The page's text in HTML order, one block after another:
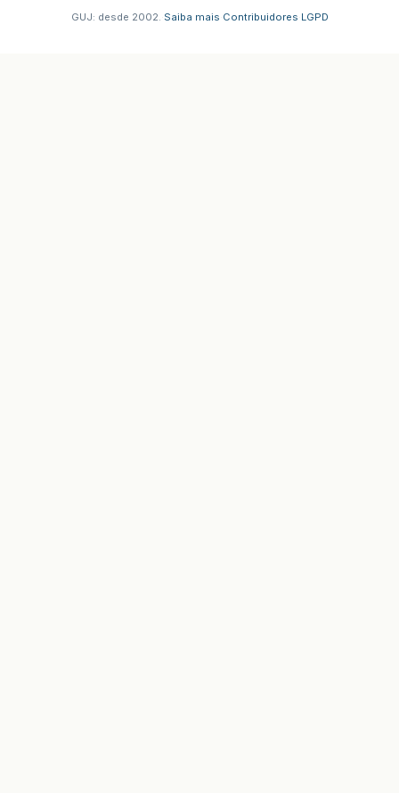
GUJ: desde 2002. Saiba mais Contribuidores LGPD